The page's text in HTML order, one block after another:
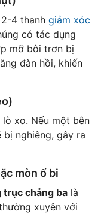
4 thanh giảm xóc
có tác dụng
mỡ bôi trơn bị
đàn hồi, khiến
xo. Nếu một bên
nghiêng, gây ra
mòn ổ bi
trục chảng ba là
xuyên với